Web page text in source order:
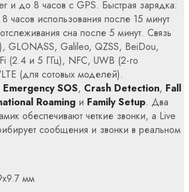
и до 8 часов с GPS. Быстрая зарядка:
часов использования после 15 минут
сна после 5 минут. Связь
GLONASS, Galileo, QZSS, BeiDou,
(2.4 и 5 ГГц), NFC, UWB (2-го
(для сотовых моделей).
Emergency SOS, Crash Detection, Fall
Roaming и Family Setup. Два
обеспечивают четкие звонки, а Live
сообщения и звонки в реальном
мм